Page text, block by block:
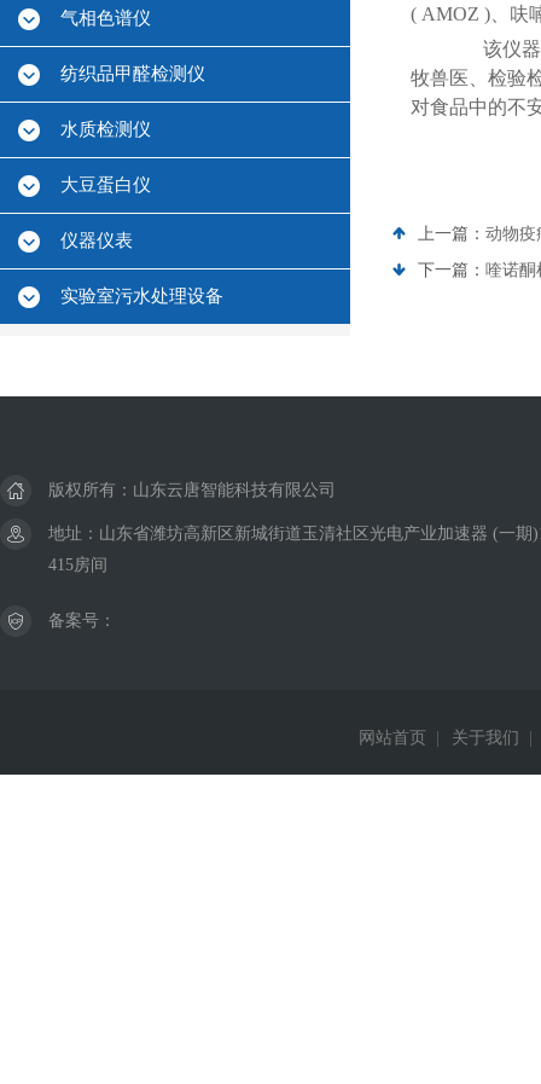
气相色谱仪
纺织品甲醛检测仪
水质检测仪
大豆蛋白仪
仪器仪表
实验室污水处理设备
( AMOZ )、呋
该仪器广
牧兽医、检验
对食品中的不
上一篇： 动物疫
下一篇： 喹诺酮
版权所有：山东云唐智能科技有限公司
地址：山东省潍坊高新区新城街道玉清社区光电产业加速器 (一期
415房间
备案号：
网站首页 关于我们